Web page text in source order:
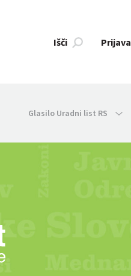
Išči Prijava
Glasilo Uradni list RS